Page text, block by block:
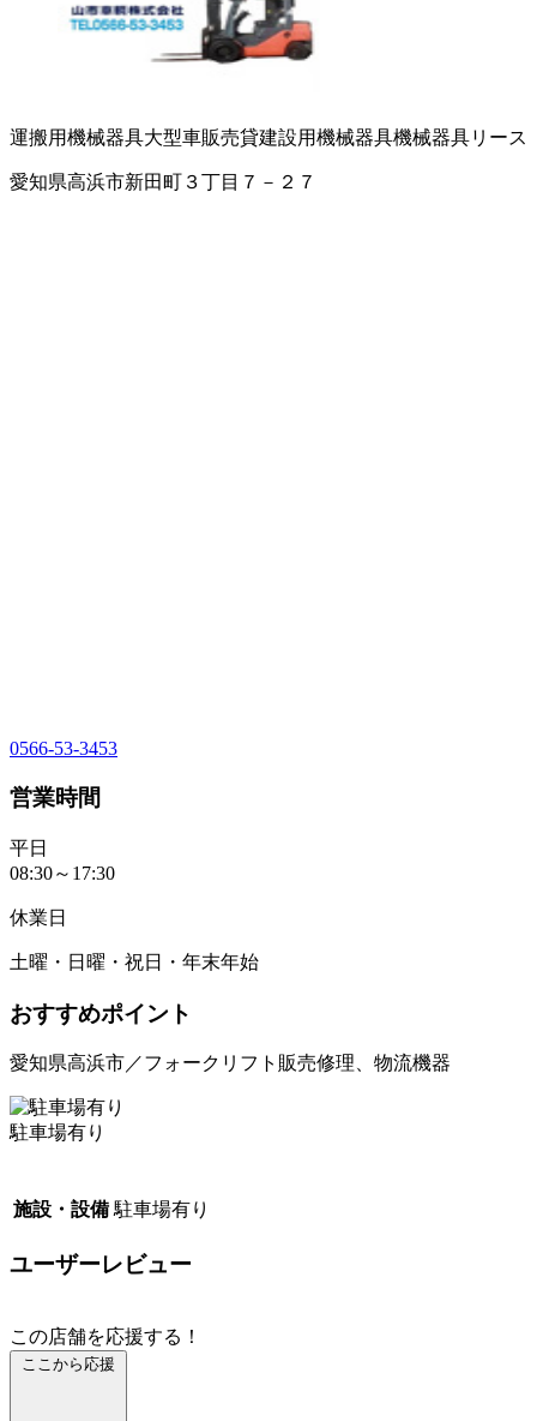
運搬用機械器具大型車販売貸建設用機械器具機械器具リース
愛知県高浜市新田町３丁目７－２７
0566-53-3453
営業時間
平日
08:30～17:30
休業日
土曜・日曜・祝日・年末年始
おすすめポイント
愛知県高浜市／フォークリフト販売修理、物流機器
駐車場有り
施設・設備 駐車場有り
ユーザーレビュー
この店舗を応援する！
ここから応援